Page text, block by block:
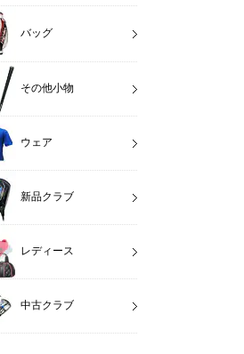
バッグ
その他小物
ウェア
新品クラブ
レディース
中古クラブ